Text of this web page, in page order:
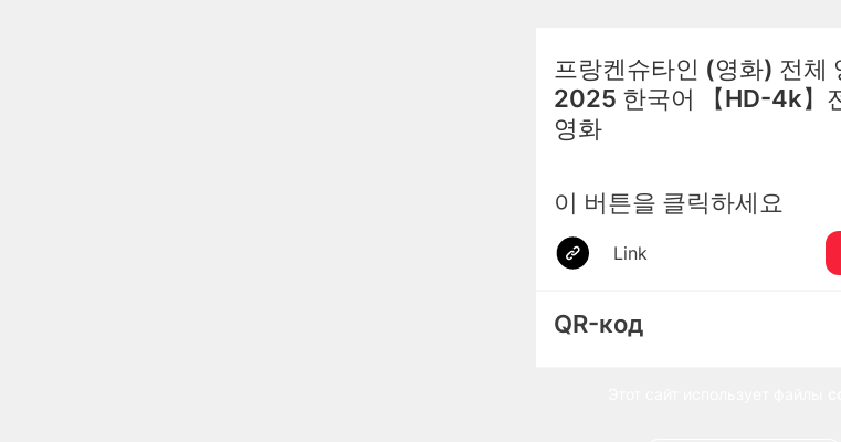
프랑켄슈타인 (영화) 전체
2025 한국어 【HD-4k】
영화
이 버튼을 클릭하세요
Link
QR-код